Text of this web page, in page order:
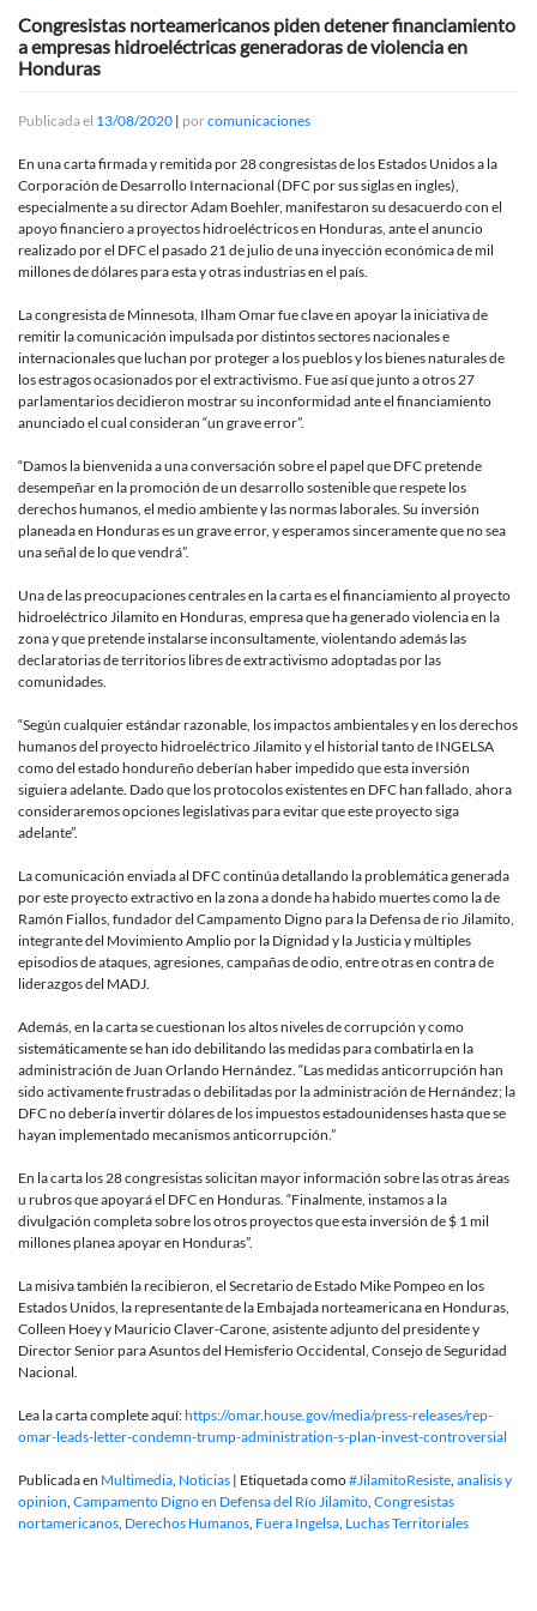
Congresistas norteamericanos piden detener financiamiento
a empresas hidroeléctricas generadoras de violencia en
Honduras
Publicada el 13/08/2020 | porcomunicaciones
En una carta firmada y remitida por 28 congresistas de los Estados Unidos a la
Corporación de Desarrollo Internacional (DFC por sus siglas en ingles),
especialmente a su director Adam Boehler, manifestaron su desacuerdo con el
apoyo financiero a proyectos hidroeléctricos en Honduras, ante el anuncio
realizado por el DFC el pasado 21 de julio de una inyección económica de mil
millones de dólares para esta y otras industrias en el país.
La congresista de Minnesota, Ilham Omar fue clave en apoyar la iniciativa de
remitir la comunicación impulsada por distintos sectores nacionales e
internacionales que luchan por proteger a los pueblos y los bienes naturales de
los estragos ocasionados por el extractivismo. Fue así que junto a otros 27
parlamentarios decidieron mostrar su inconformidad ante el financiamiento
anunciado el cual consideran “un grave error”.
“Damos la bienvenida a una conversación sobre el papel que DFC pretende
desempeñar en la promoción de un desarrollo sostenible que respete los
derechos humanos, el medio ambiente y las normas laborales. Su inversión
planeada en Honduras es un grave error, y esperamos sinceramente que no sea
una señal de lo que vendrá”.
Una de las preocupaciones centrales en la carta es el financiamiento al proyecto
hidroeléctrico Jilamito en Honduras, empresa que ha generado violencia en la
zona y que pretende instalarse inconsultamente, violentando además las
declaratorias de territorios libres de extractivismo adoptadas por las
comunidades.
“Según cualquier estándar razonable, los impactos ambientales y en los derechos
humanos del proyecto hidroeléctrico Jilamito y el historial tanto de INGELSA
como del estado hondureño deberían haber impedido que esta inversión
siguiera adelante. Dado que los protocolos existentes en DFC han fallado, ahora
consideraremos opciones legislativas para evitar que este proyecto siga
adelante”.
La comunicación enviada al DFC continúa detallando la problemática generada
por este proyecto extractivo en la zona a donde ha habido muertes como la de
Ramón Fiallos, fundador del Campamento Digno para la Defensa de rio Jilamito,
integrante del Movimiento Amplio por la Dignidad y la Justicia y múltiples
episodios de ataques, agresiones, campañas de odio, entre otras en contra de
liderazgos del MADJ.
Además, en la carta se cuestionan los altos niveles de corrupción y como
sistemáticamente se han ido debilitando las medidas para combatirla en la
administración de Juan Orlando Hernández. “Las medidas anticorrupción han
sido activamente frustradas o debilitadas por la administración de Hernández; la
DFC no debería invertir dólares de los impuestos estadounidenses hasta que se
hayan implementado mecanismos anticorrupción.”
En la carta los 28 congresistas solicitan mayor información sobre las otras áreas
u rubros que apoyará el DFC en Honduras. “Finalmente, instamos a la
divulgación completa sobre los otros proyectos que esta inversión de $ 1 mil
millones planea apoyar en Honduras”.
La misiva también la recibieron, el Secretario de Estado Mike Pompeo en los
Estados Unidos, la representante de la Embajada norteamericana en Honduras,
Colleen Hoey y Mauricio Claver-Carone, asistente adjunto del presidente y
Director Senior para Asuntos del Hemisferio Occidental, Consejo de Seguridad
Nacional.
Lea la carta complete aquí:https://omar.house.gov/media/press-releases/rep-
omar-leads-letter-condemn-trump-administration-s-plan-invest-controversial
Publicada en Multimedia, Noticias | Etiquetada como#JilamitoResiste, analisis y
opinion, Campamento Digno en Defensa del Río Jilamito, Congresistas
nortamericanos, Derechos Humanos, Fuera Ingelsa, Luchas Territoriales